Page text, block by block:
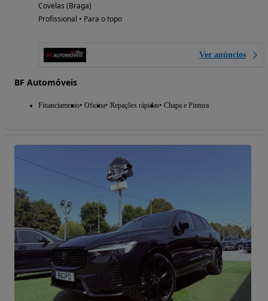
Covelas (Braga)
Profissional • Para o topo
Ver anúncios
BF Automóveis
Financiamento Oficina Repações rápidas Chapa e Pintura